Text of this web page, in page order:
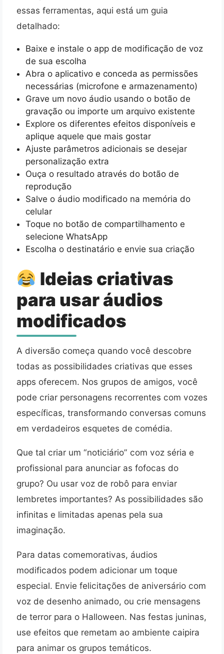
essas ferramentas, aqui está um guia
detalhado:
Baixe e instale o app de modificação de voz
de sua escolha
Abra o aplicativo e conceda as permissões
necessárias (microfone e armazenamento)
Grave um novo áudio usando o botão de
gravação ou importe um arquivo existente
Explore os diferentes efeitos disponíveis e
aplique aquele que mais gostar
Ajuste parâmetros adicionais se desejar
personalização extra
Ouça o resultado através do botão de
reprodução
Salve o áudio modificado na memória do
celular
Toque no botão de compartilhamento e
selecione WhatsApp
Escolha o destinatário e envie sua criação
Ideias criativas
para usar áudios
modificados
A diversão começa quando você descobre
todas as possibilidades criativas que esses
apps oferecem. Nos grupos de amigos, você
pode criar personagens recorrentes com vozes
específicas, transformando conversas comuns
em verdadeiros esquetes de comédia.
Que tal criar um “noticiário” com voz séria e
profissional para anunciar as fofocas do
grupo? Ou usar voz de robô para enviar
lembretes importantes? As possibilidades são
infinitas e limitadas apenas pela sua
imaginação.
Para datas comemorativas, áudios
modificados podem adicionar um toque
especial. Envie felicitações de aniversário com
voz de desenho animado, ou crie mensagens
de terror para o Halloween. Nas festas juninas,
use efeitos que remetam ao ambiente caipira
para animar os grupos temáticos.